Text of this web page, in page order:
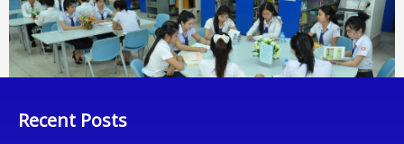
Recent Posts